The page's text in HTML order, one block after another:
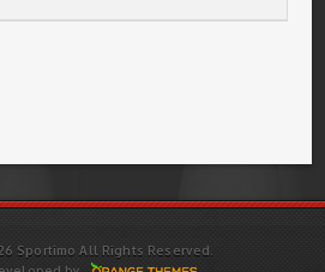
Sportimo All Rights Reserved.